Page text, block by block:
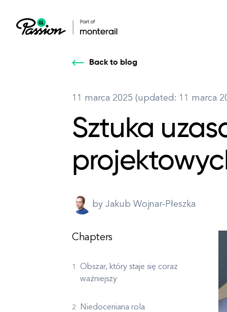
Nasze usługi: buduj,
swój produkt cyfrowy.
Nasze usługi: buduj,
swój produkt cyfrowy.
Back to blog
11 marca 2025 (updated: 11 marca
Sztuka
by Jakub Wojnar-Płeszka
Chapters
Obszar, który staje się coraz
ważniejszy
Niedoceniana rola